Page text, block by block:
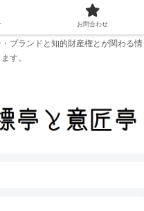
ブランドと知的財産権とが関わる情
す。
お問合わせ